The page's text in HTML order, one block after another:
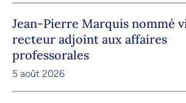
Jean-Pierre Marquis nommé
recteur adjoint aux affaires
professorales
5 août 2026